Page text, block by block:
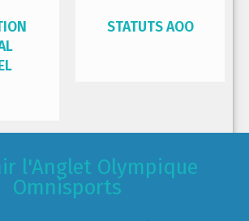
STATUTS AOO
l'Anglet Olympique
Omnisports